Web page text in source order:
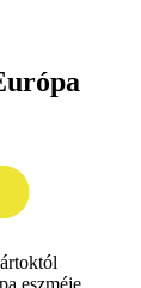
eszméje